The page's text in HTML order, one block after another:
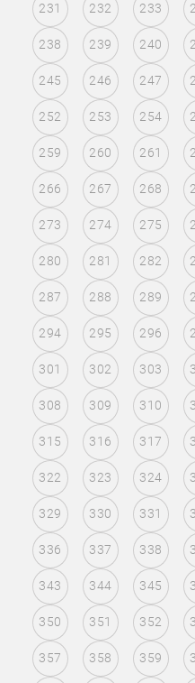
231 232 233
238 239 240
245 246 247
252 253 254
259 260 261
266 267 268
273 274 275
280 281 282
287 288 289
294 295 296
301 302 303
308 309 310
315 316 317
322 323 324
329 330 331
336 337 338
343 344 345
350 351 352
357 358 359